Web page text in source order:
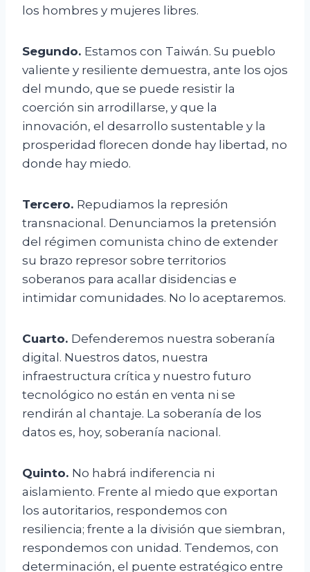
los hombres y mujeres libres.
Segundo. Estamos con Taiwán. Su pueblo
valiente y resiliente demuestra, ante los ojos
del mundo, que se puede resistir la
coerción sin arrodillarse, y que la
innovación, el desarrollo sustentable y la
prosperidad florecen donde hay libertad, no
donde hay miedo.
Tercero. Repudiamos la represión
transnacional. Denunciamos la pretensión
del régimen comunista chino de extender
su brazo represor sobre territorios
soberanos para acallar disidencias e
intimidar comunidades. No lo aceptaremos.
Cuarto. Defenderemos nuestra soberanía
digital. Nuestros datos, nuestra
infraestructura crítica y nuestro futuro
tecnológico no están en venta ni se
rendirán al chantaje. La soberanía de los
datos es, hoy, soberanía nacional.
Quinto. No habrá indiferencia ni
aislamiento. Frente al miedo que exportan
los autoritarios, respondemos con
resiliencia; frente a la división que siembran,
respondemos con unidad. Tendemos, con
determinación, el puente estratégico entre